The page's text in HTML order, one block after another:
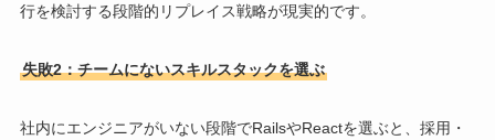
行を検討する段階的リプレイス戦略が現実的です。
失敗2：チームにないスキルスタックを選ぶ
社内にエンジニアがいない段階でRailsやReactを選ぶと、採用・